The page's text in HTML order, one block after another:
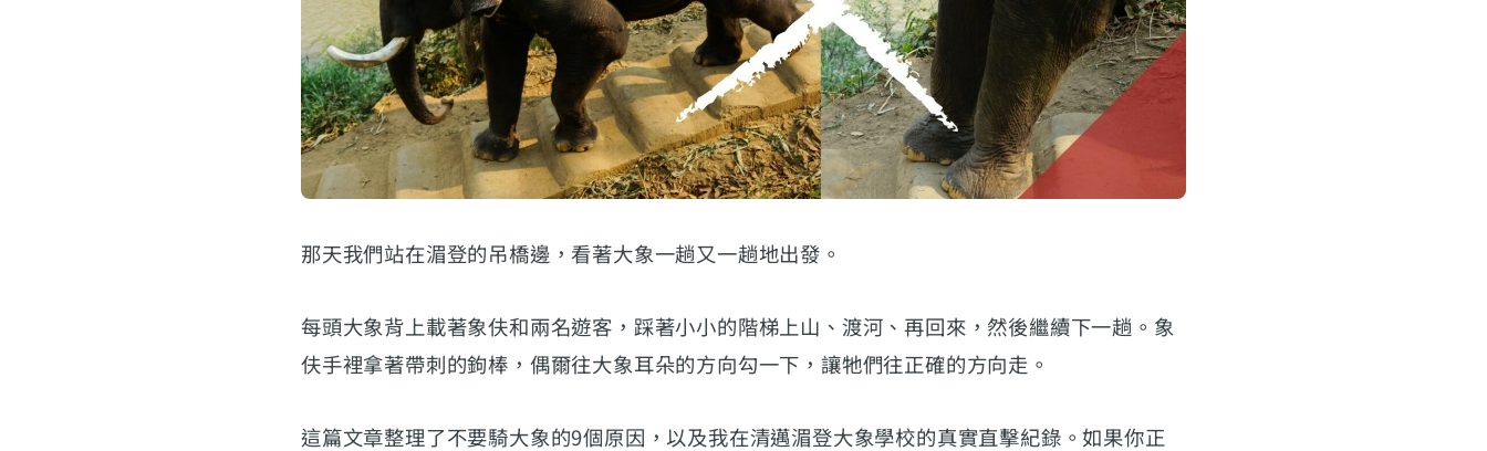
那天我們站在湄登的吊橋邊，看著大象一趟又一趟地出發。
每頭大象背上載著象伕和兩名遊客，踩著小小的階梯上山、渡河、再回來，然後繼續下一趟。象
伕手裡拿著帶刺的鉤棒，偶爾往大象耳朵的方向勾一下，讓牠們往正確的方向走。
這篇文章整理了不要騎大象的9個原因，以及我在清邁湄登大象學校的真實直擊紀錄。如果你正